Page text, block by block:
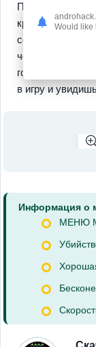
Постепенно ты
кросс-
состязания
человечество,
головой —
в игру и
Информация о
МЕНЮ
Would like